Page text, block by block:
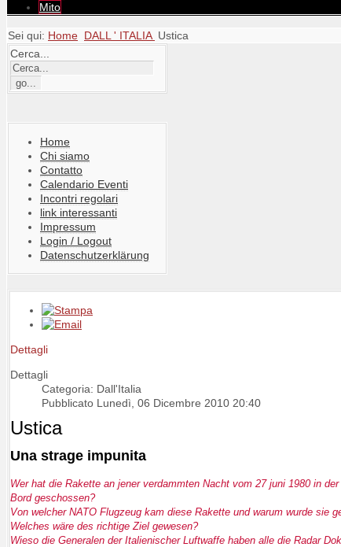
Mito
Sei qui: Home DALL ' ITALIA Ustica
Cerca...
Home
Chi siamo
Contatto
Calendario Eventi
Incontri regolari
link interessanti
Impressum
Login / Logout
Datenschutzerklärung
Dettagli
Dettagli
Categoria: Dall'Italia
Pubblicato Lunedì, 06 Dicembre 2010 20:40
Ustica
Una strage impunita
Wer hat die Rakette an jener verdammten Nacht vom 27 juni 1980 in
Bord geschossen?
Von welcher NATO Flugzeug kam diese Rakette und warum wurde sie
Welches wäre des richtige Ziel gewesen?
Wieso die Generalen der Italienischer Luftwaffe haben alle die Radar